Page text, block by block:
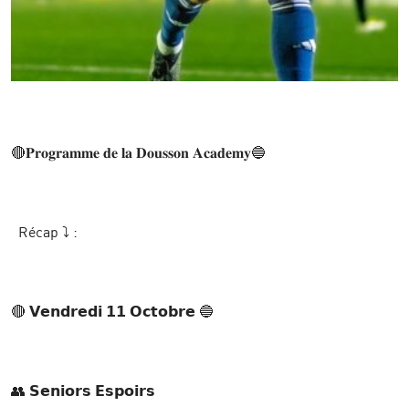
🔴𝐏𝐫𝐨𝐠𝐫𝐚𝐦𝐦𝐞 𝐝𝐞 𝐥𝐚 𝐃𝐨𝐮𝐬𝐬𝐨𝐧 𝐀𝐜𝐚𝐝𝐞𝐦𝐲🔵
Récap ⤵️ :
🔴 𝗩𝗲𝗻𝗱𝗿𝗲𝗱𝗶 𝟭𝟭 𝗢𝗰𝘁𝗼𝗯𝗿𝗲 🔵
👥 𝗦𝗲𝗻𝗶𝗼𝗿𝘀 𝗘𝘀𝗽𝗼𝗶𝗿𝘀